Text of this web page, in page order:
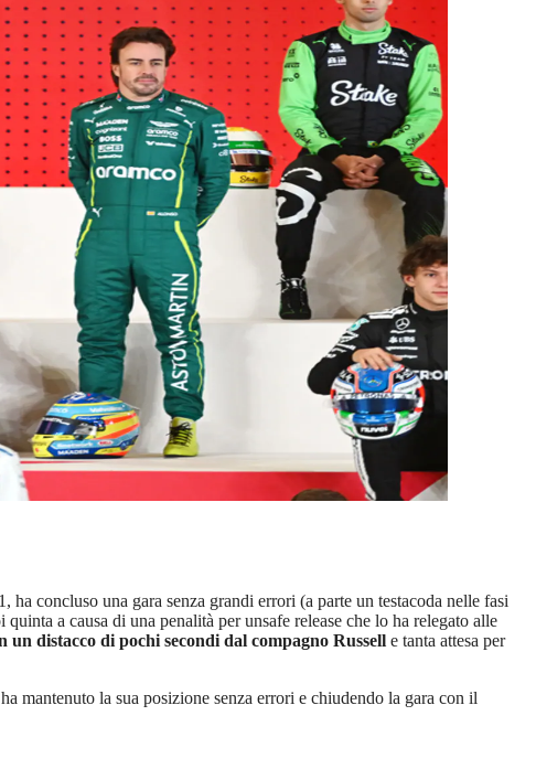
concluso una gara senza grandi errori (a parte un testacoda nelle fasi
a causa di una penalità per unsafe release che lo ha relegato alle
distacco di pochi secondi dal compagno Russell e tanta attesa per
mantenuto la sua posizione senza errori e chiudendo la gara con il